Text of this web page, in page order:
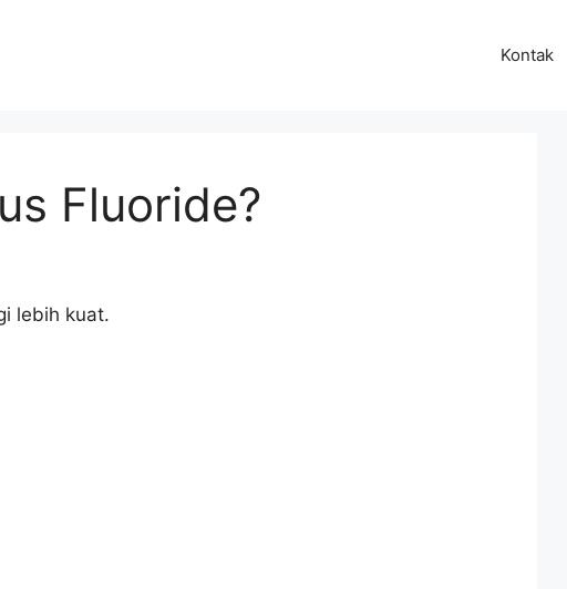
Kontak
Fluoride?
lebih kuat.